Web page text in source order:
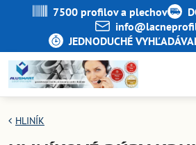
7500 profilov a plechov
JEDNODUCHÉ
HLINÍK